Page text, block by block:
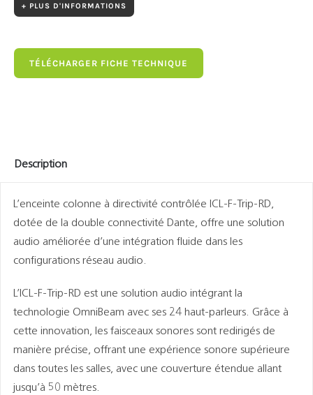
+ PLUS D'INFORMATIONS
TÉLÉCHARGER FICHE TECHNIQUE
Description
L’enceinte colonne à directivité contrôlée ICL-F-Trip-RD,
dotée de la double connectivité Dante, offre une solution
audio améliorée d’une intégration fluide dans les
configurations réseau audio.
L’ICL-F-Trip-RD est une solution audio intégrant la
technologie OmniBeam avec ses 24 haut-parleurs. Grâce à
cette innovation, les faisceaux sonores sont redirigés de
manière précise, offrant une expérience sonore supérieure
dans toutes les salles, avec une couverture étendue allant
jusqu’à 50 mètres.